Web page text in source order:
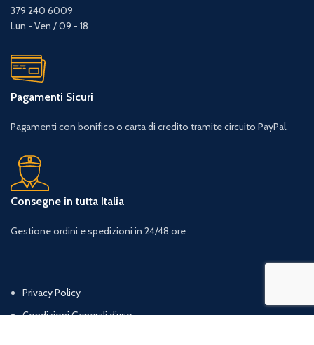
379 240 6009
Lun - Ven / 09 - 18
Pagamenti Sicuri
Pagamenti con bonifico o carta di credito tramite circuito PayPal.
Consegne in tutta Italia
Gestione ordini e spedizioni in 24/48 ore
Privacy Policy
Condizioni Generali d’uso